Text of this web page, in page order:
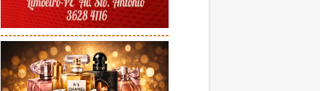
-----------------------------------------